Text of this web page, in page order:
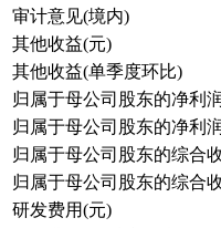
审计意见(境内)
其他收益(元)
其他收益(单季度环比)
归属于母公司股东的净利润
归属于母公司股东的净利
归属于母公司股东的综合
归属于母公司股东的综合
研发费用(元)